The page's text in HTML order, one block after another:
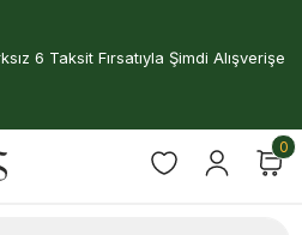
6 Taksit Fırsatıyla Şimdi Alışverişe
0